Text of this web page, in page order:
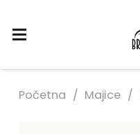
Početna / Majice /